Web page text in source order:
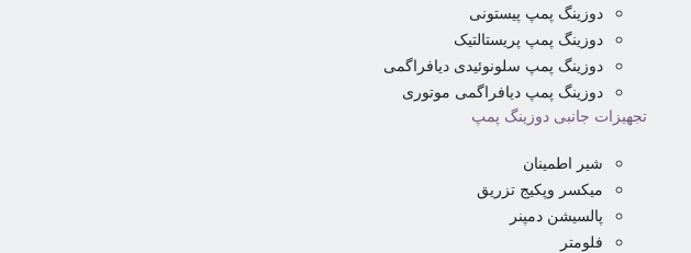
دوزینگ پمپ پیستونی
دوزینگ پمپ پریستالتیک
دوزینگ پمپ سلونوئیدی دیافراگمی
دوزینگ پمپ دیافراگمی موتوری
تجهیزات جانبی دوزینگ پمپ
شیر اطمینان
میکسر وپکیج تزریق
پالسیشن دمپنر
فلومتر